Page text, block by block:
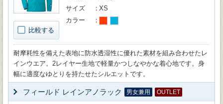
比較する
サイズ
XS
カラー
耐摩耗性を備えた表地に防水透湿性に優れた素材を組み合わせたレ
インウエア。2レイヤー生地で軽量かつしなやかな着心地です。身
幅に適度なゆとりを持たせたシルエットです。
フィールド レインアノラック 男女兼用 OUTLET